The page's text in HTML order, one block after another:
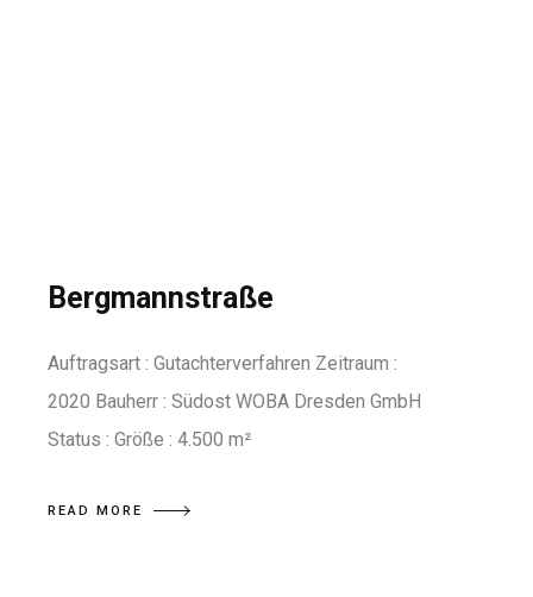
Bergmannstraße
Auftragsart : Gutachterverfahren Zeitraum :
2020 Bauherr : Südost WOBA Dresden GmbH
Status : Größe : 4.500 m²
READ MORE